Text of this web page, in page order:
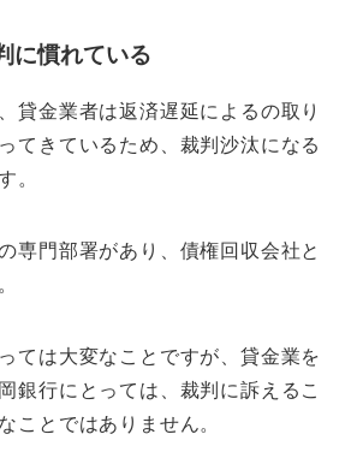
に慣れている
貸金業者は返済遅延によるの取り
てきているため、裁判沙汰になる
。
専門部署があり、債権回収会社と
ては大変なことですが、貸金業を
銀行にとっては、裁判に訴えるこ
ことではありません。